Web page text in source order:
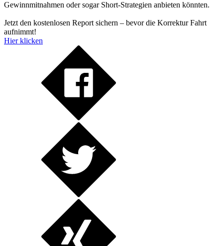
Gewinnmitnahmen oder sogar Short-Strategien anbieten könnten.
Jetzt den kostenlosen Report sichern – bevor die Korrektur Fahrt
aufnimmt!
Hier klicken